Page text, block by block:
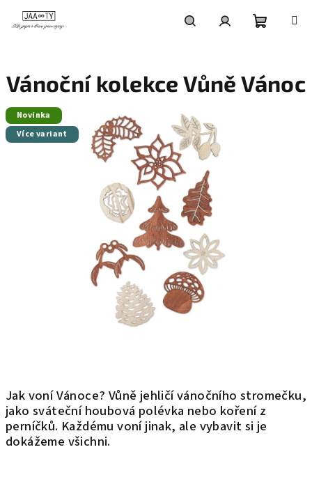
košík
Jak voní Vánoce? Vůně jehličí vánočního stromečku,
jako sváteční houbová polévka nebo koření z
perníčků. Každému voní jinak, ale vybavit si je
dokážeme všichni.
Vánoční kolekce Vůně Vánoc
Novinka
Více variant